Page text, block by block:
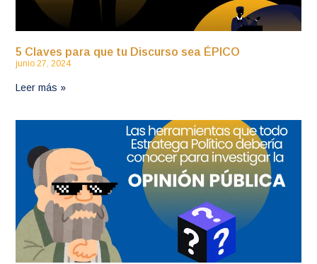
5 Claves para que tu Discurso sea ÉPICO
junio 27, 2024
Leer más »